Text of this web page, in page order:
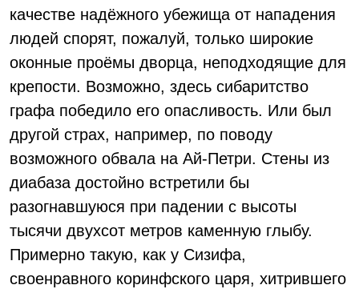
качестве надёжного убежища от нападения
людей спорят, пожалуй, только широкие
оконные проёмы дворца, неподходящие для
крепости. Возможно, здесь сибаритство
графа победило его опасливость. Или был
другой страх, например, по поводу
возможного обвала на Ай-Петри. Стены из
диабаза достойно встретили бы
разогнавшуюся при падении с высоты
тысячи двухсот метров каменную глыбу.
Примерно такую, как у Сизифа,
своенравного коринфского царя, хитрившего